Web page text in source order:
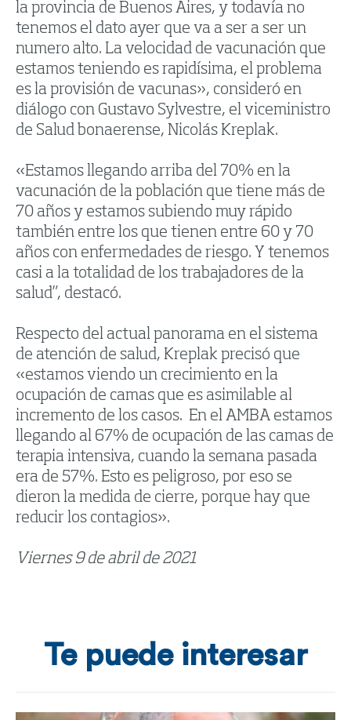
la provincia de Buenos Aires, y todavía no
tenemos el dato ayer que va a ser a ser un
numero alto. La velocidad de vacunación que
estamos teniendo es rapidísima, el problema
es la provisión de vacunas», consideró en
diálogo con Gustavo Sylvestre, el viceministro
de Salud bonaerense, Nicolás Kreplak.
«Estamos llegando arriba del 70% en la
vacunación de la población que tiene más de
70 años y estamos subiendo muy rápido
también entre los que tienen entre 60 y 70
años con enfermedades de riesgo. Y tenemos
casi a la totalidad de los trabajadores de la
salud”, destacó.
Respecto del actual panorama en el sistema
de atención de salud, Kreplak precisó que
«estamos viendo un crecimiento en la
ocupación de camas que es asimilable al
incremento de los casos. En el AMBA estamos
llegando al 67% de ocupación de las camas de
terapia intensiva, cuando la semana pasada
era de 57%. Esto es peligroso, por eso se
dieron la medida de cierre, porque hay que
reducir los contagios».
Viernes 9 de abril de 2021
Te puede interesar